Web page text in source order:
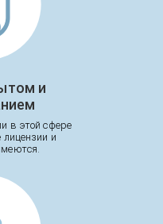
и
в этой сфере
лицензии и